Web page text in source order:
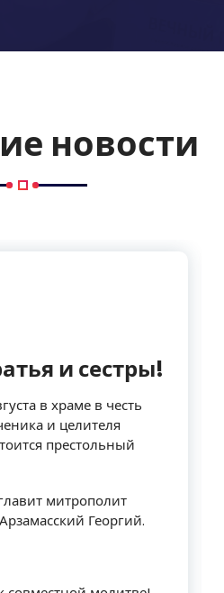
новости
и сестры!
в храме в честь
и целителя
престольный
митрополит
Георгий.